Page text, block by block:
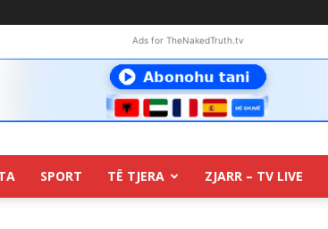
Ads for TheNakedTruth.tv
SPORT TË TJERA ZJARR – TV LIVE